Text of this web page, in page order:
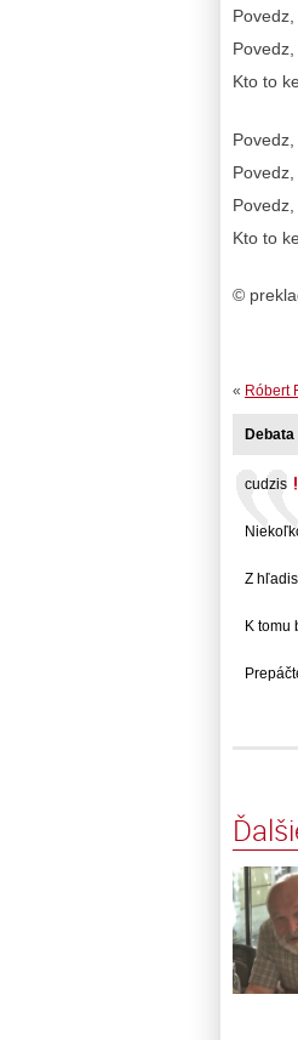
Kto to
Kto to
©
« Róbert
cudzis
Z
K tomu